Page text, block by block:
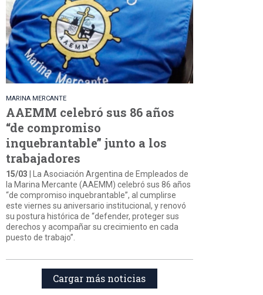
MARINA MERCANTE
AAEMM celebró sus 86 años
“de compromiso
inquebrantable” junto a los
trabajadores
15/03 | La Asociación Argentina de Empleados de
la Marina Mercante (AAEMM) celebró sus 86 años
“de compromiso inquebrantable”, al cumplirse
este viernes su aniversario institucional, y renovó
su postura histórica de “defender, proteger sus
derechos y acompañar su crecimiento en cada
puesto de trabajo”.
Cargar más noticias